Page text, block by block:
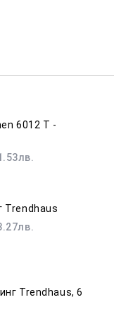
6012 T -
Trendhaus
Trendhaus, 6